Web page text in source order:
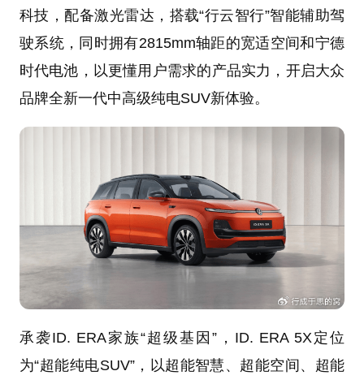
科技，配备激光雷达，搭载“行云智行”智能辅助驾
驶系统，同时拥有2815mm轴距的宽适空间和宁德
时代电池，以更懂用户需求的产品实力，开启大众
品牌全新一代中高级纯电SUV新体验。
承袭ID. ERA家族“超级基因”，ID. ERA 5X定位
为“超能纯电SUV”，以超能智慧、超能空间、超能